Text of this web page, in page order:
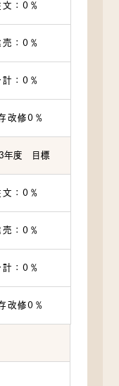
文：0％
売：0％
計：0％
改修0％
年度 目標
文：0％
売：0％
計：0％
改修0％